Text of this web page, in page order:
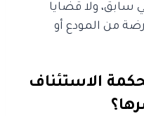
سابق، ولا قضايا
من المودع أو
الاستئناف